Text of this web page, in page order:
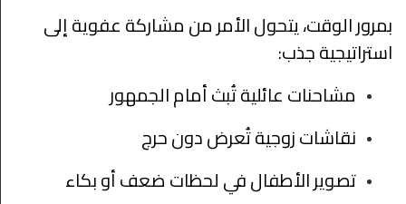
بمرور الوقت، يتحول الأمر من مشاركة عفوية إلى
استراتيجية جذب:
مشاحنات عائلية تُبث أمام الجمهور
نقاشات زوجية تُعرض دون حرج
تصوير الأطفال في لحظات ضعف أو بكاء